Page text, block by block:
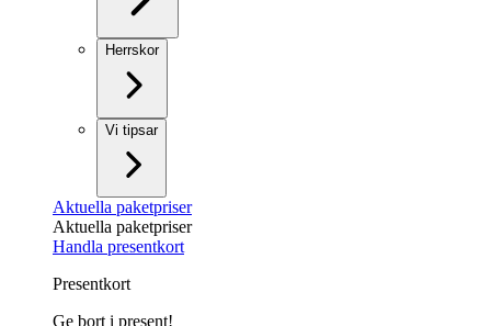
Herrskor
Vi tipsar
Aktuella paketpriser
Aktuella paketpriser
Handla presentkort
Presentkort
Ge bort i present!